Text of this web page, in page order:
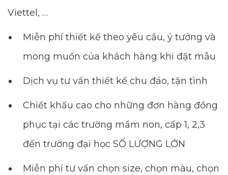
Viettel, …
Miễn phí thiết kế theo yêu cầu, ý tưởng và
mong muốn của khách hàng khi đặt mẫu
Dịch vụ tư vấn thiết kế chu đáo, tận tình
Chiết khấu cao cho những đơn hàng đồng
phục tại các trường mầm non, cấp 1, 2,3
đến trường đại học SỐ LƯỢNG LỚN
Miễn phí tư vấn chọn size, chọn màu, chọn